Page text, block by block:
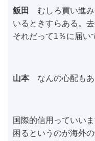
飯田
むしろ買い進み
いるときすらある。
それだって1％に届い
山本なんの心配もあ
国際的信用っていい
困るというのが海外